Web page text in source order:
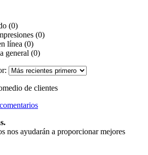
(0)
(0)
línea (0)
general (0)
de clientes
nos ayudarán a proporcionar mejores